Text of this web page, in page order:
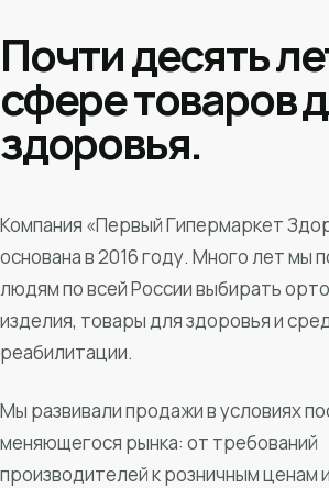
Почти десять
сфере товаров
здоровья.
Компания «Первый Гипермаркет
основана в 2016 году. Много лет мы
людям по всей России выбирать
изделия, товары для здоровья и
реабилитации.
Мы развивали продажи в условиях
меняющегося рынка: от требований
производителей к розничным ценам